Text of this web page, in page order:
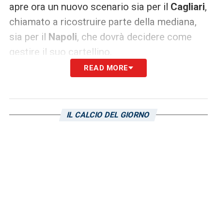
apre ora un nuovo scenario sia per il Cagliari,
chiamato a ricostruire parte della mediana,
sia per il Napoli, che dovrà decidere come
gestire il suo cartellino.
Folorunsho Cagliari, il futuro torna
Ora il destino diFolorunshotornerà nelle
READ MORE
IL CALCIO DEL GIORNO